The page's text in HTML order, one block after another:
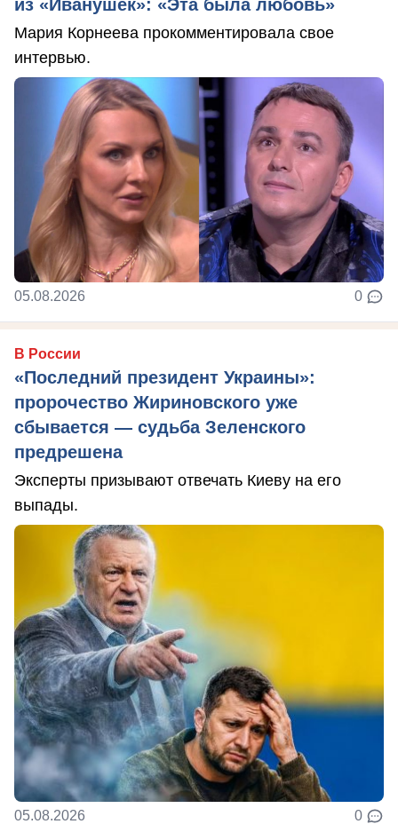
из «Иванушек»: «Эта была любовь»
Мария Корнеева прокомментировала свое
интервью.
05.08.2026 0
В России
«Последний президент Украины»:
пророчество Жириновского уже
сбывается — судьба Зеленского
предрешена
Эксперты призывают отвечать Киеву на его
выпады.
05.08.2026 0